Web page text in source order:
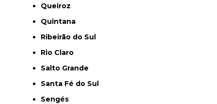
Queiroz
Quintana
Ribeirão do Sul
Rio Claro
Salto Grande
Santa Fé do Sul
Sengés